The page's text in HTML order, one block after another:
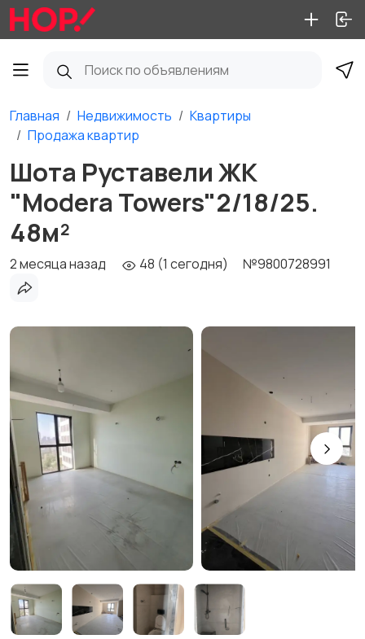
Главная Недвижимость
Квартиры
Продажа квартир
Шота Руставели ЖК
"Modera Towers"2/18/25.
48м²
2 месяца назад 48 (1 сегодня) №9800728991